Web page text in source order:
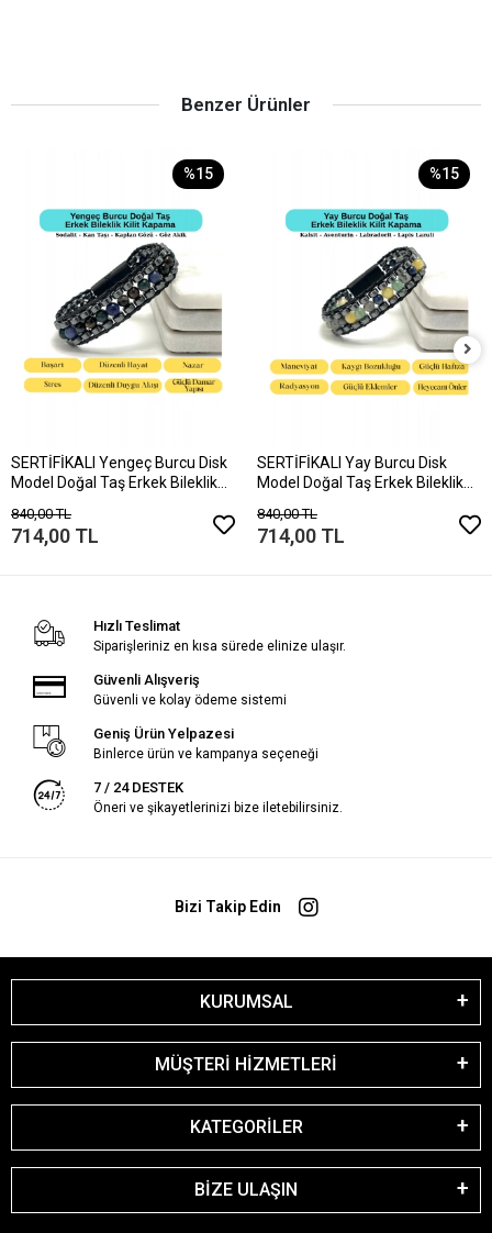
Benzer Ürünler
%15
SERTİFİKALI Yengeç Burcu Disk
Model Doğal Taş Erkek Bileklik
840,00 TL
714,00 TL
%15
SERTİFİKALI Yay Burcu Disk
Model Doğal Taş Erkek Bileklik
840,00 TL
714,00 TL
Hızlı Teslimat
Siparişleriniz en kısa sürede elinize ulaşır.
Güvenli Alışveriş
Güvenli ve kolay ödeme sistemi
Geniş Ürün Yelpazesi
Binlerce ürün ve kampanya seçeneği
7 / 24 DESTEK
Öneri ve şikayetlerinizi bize iletebilirsiniz.
Bizi Takip Edin
KURUMSAL
MÜŞTERİ HİZMETLERİ
KATEGORİLER
BİZE ULAŞIN